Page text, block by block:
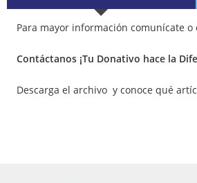
Para mayor información comunícate
Contáctanos ¡Tu Donativo hace la
Descarga el archivo y conoce qué